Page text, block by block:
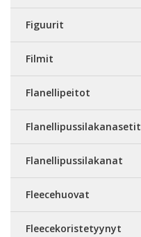
Figuurit
Filmit
Flanellipeitot
Flanellipussilakanasetit
Flanellipussilakanat
Fleecehuovat
Fleecekoristetyynyt